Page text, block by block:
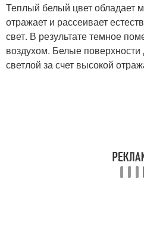
Теплый белый цвет обладает
отражает и рассеивает
свет. В результате темное
воздухом. Белые
светлой за счет высокой